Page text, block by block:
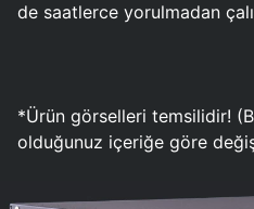
de saatlerce yorulmadan
*Ürün görselleri temsilidir!
olduğunuz içeriğe göre